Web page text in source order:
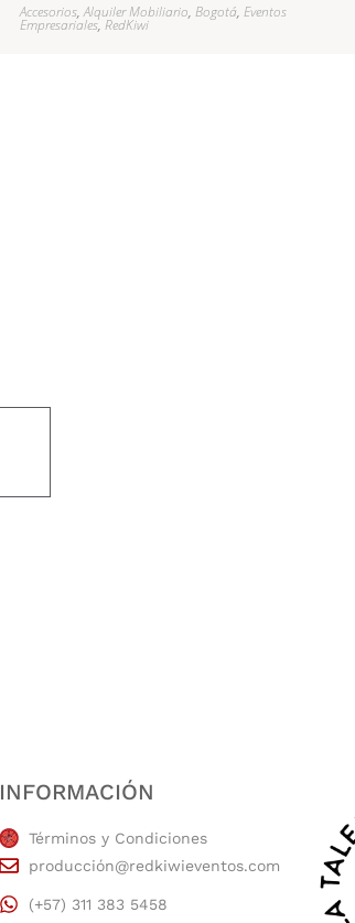
Accesorios,Alquiler Mobiliario, Bogotá, Eventos
Empresariales, RedKiwi
INFORMACIÓN
Términos y Condiciones
producción@redkiwieventos.com
(+57) 311 383 5458